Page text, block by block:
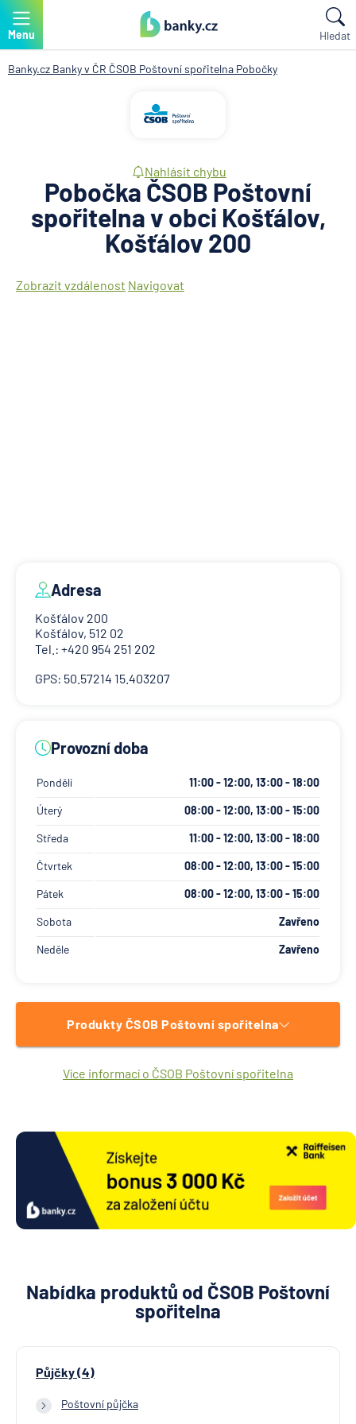
Menu Hledat
Banky.cz Banky v ČR ČSOB Poštovní spořitelna Pobočky
Nahlásit chybu
Pobočka ČSOB Poštovní
spořitelna v obci Košťálov,
Košťálov 200
Zobrazit vzdálenost Navigovat
Adresa
Košťálov 200
Košťálov, 512 02
Tel.: +420 954 251 202
GPS: 50.57214 15.403207
Provozní doba
Pondělí 11:00 - 12:00, 13:00 - 18:00
Úterý 08:00 - 12:00, 13:00 - 15:00
Středa 11:00 - 12:00, 13:00 - 18:00
Čtvrtek 08:00 - 12:00, 13:00 - 15:00
Pátek 08:00 - 12:00, 13:00 - 15:00
Sobota Zavřeno
Neděle Zavřeno
Produkty ČSOB Poštovní spořitelna
Více informací o ČSOB Poštovní spořitelna
Nabídka produktů od ČSOB Poštovní
spořitelna
Půjčky (4)
Poštovní půjčka